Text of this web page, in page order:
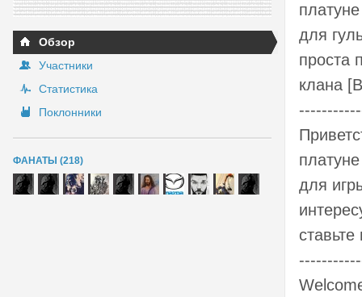
Обзор
Участники
Статистика
Поклонники
ФАНАТЫ (218)
для
проста
клана
для